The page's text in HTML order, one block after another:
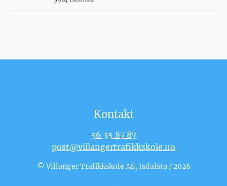
Kontakt
56 35 87 87
post@villangertrafikkskole.no
© Villanger Trafikkskole AS, Isdalstø / 2026